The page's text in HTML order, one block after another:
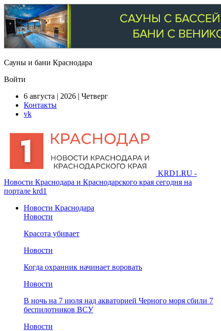
Сауны и бани Краснодара
Войти
6 августа | 2026 | Четверг
Контакты
vk
KRD1.RU -
Новости Краснодара и Краснодарского края сегодня на
портале krd1
Новости Краснодара
Новости
Красота убивает
Новости
Когда охранник начинает воровать
Новости
В ночь на 7 июля над акваторией Черного моря сбили 7
беспилотников ВСУ
Новости